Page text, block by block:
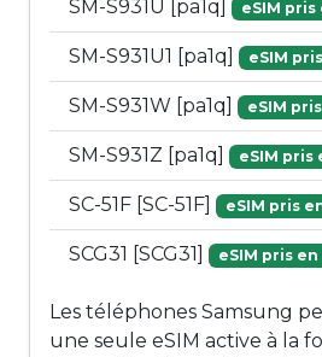
SM-S931U [pa1q] eSIM
SM-S931U1 [pa1q] eSIM
SM-S931W [pa1q] eSIM
SM-S931Z [pa1q] eSIM pris
SC-51F [SC-51F] eSIM pris
SCG31 [SCG31] eSIM pris
Les téléphones Samsung
une seule eSIM active à la